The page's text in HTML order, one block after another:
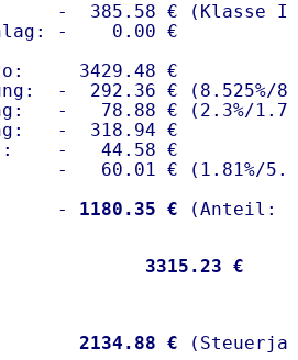
-  385.58 € (Klasse I)
-    0.00 €
3429.48 €
-  292.36 € (8.525%/
-   78.88 € (2.3%/
-  318.94 €
-   44.58 €
-   60.01 € ( 1.81%/
-
1180.35 €
3315.23 €
2134.88 €